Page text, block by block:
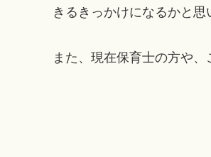
きるきっかけになるかと思
また、現在保育士の方や